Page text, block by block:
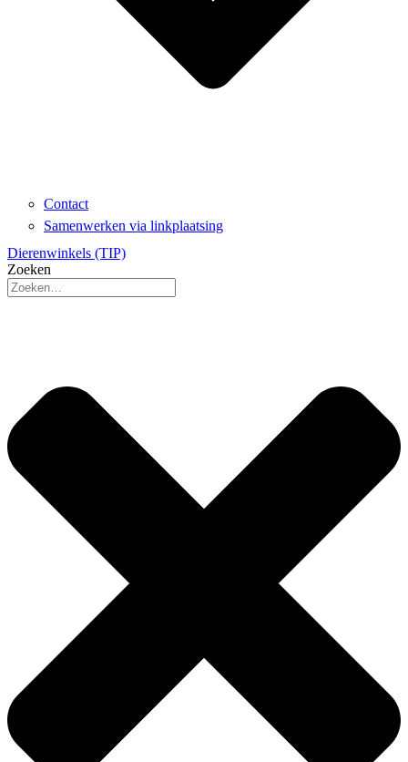
Contact
Samenwerken via linkplaatsing
Dierenwinkels (TIP)
Zoeken